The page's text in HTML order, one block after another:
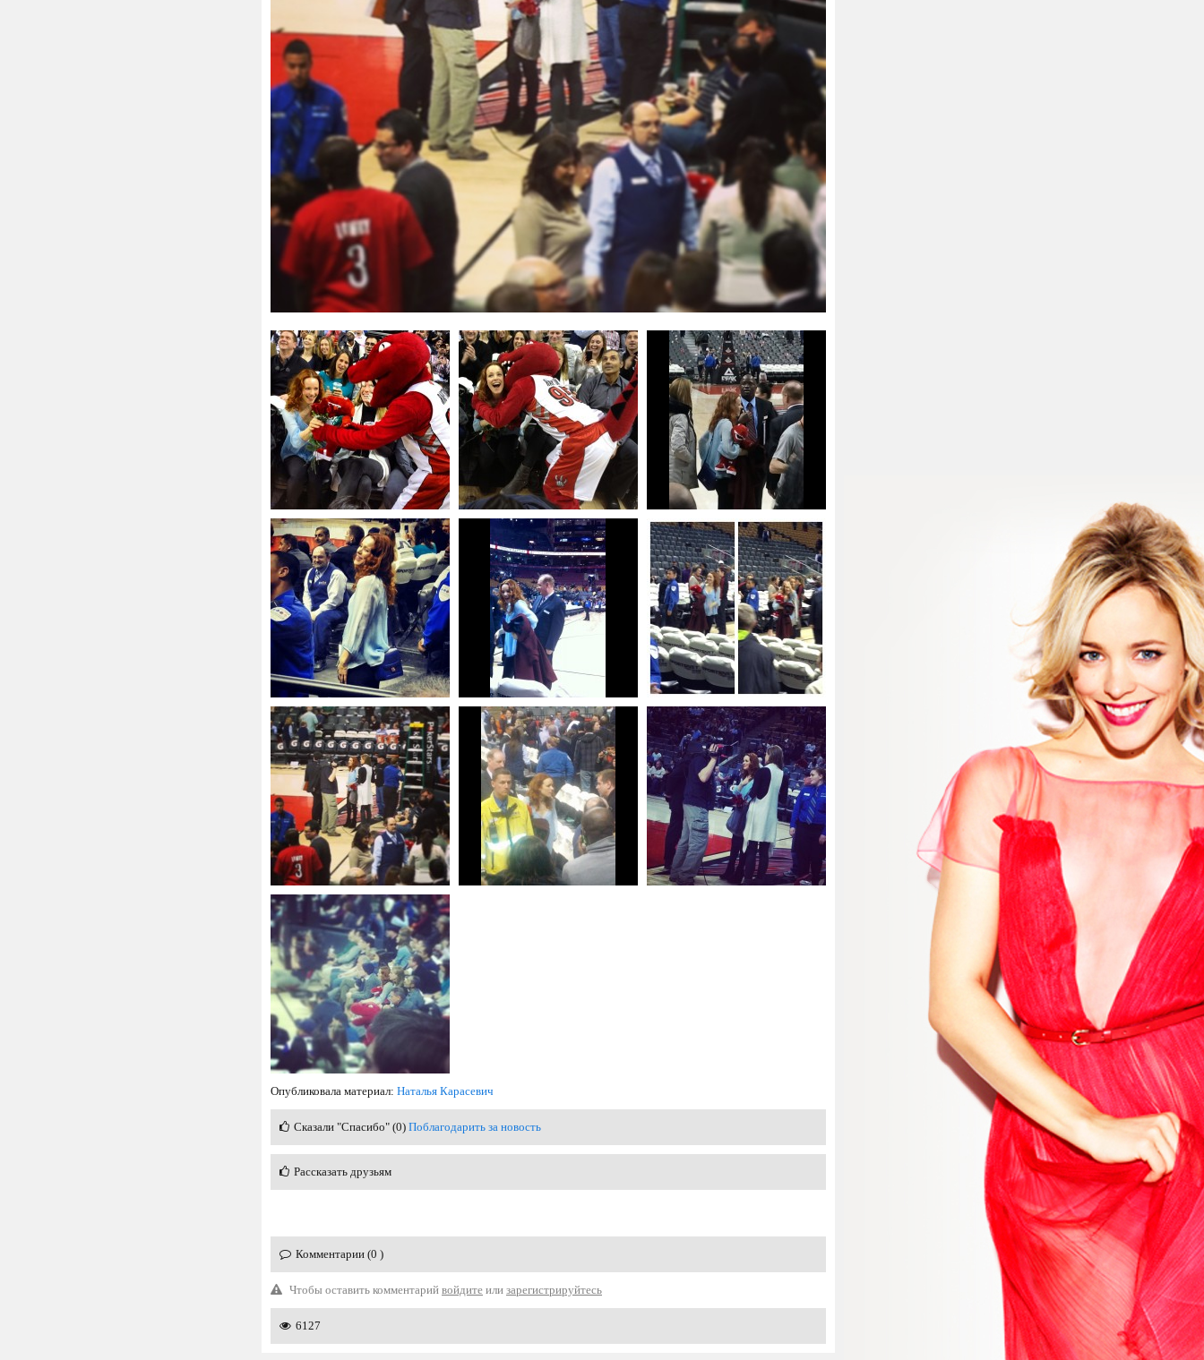
Опубликовала материал: Наталья Карасевич
Сказали "Спасибо" (0) Поблагодарить за новость
Рассказать друзьям
Комментарии (0 )
Чтобы оставить комментарий войдите или зарегистрируйтесь
6127